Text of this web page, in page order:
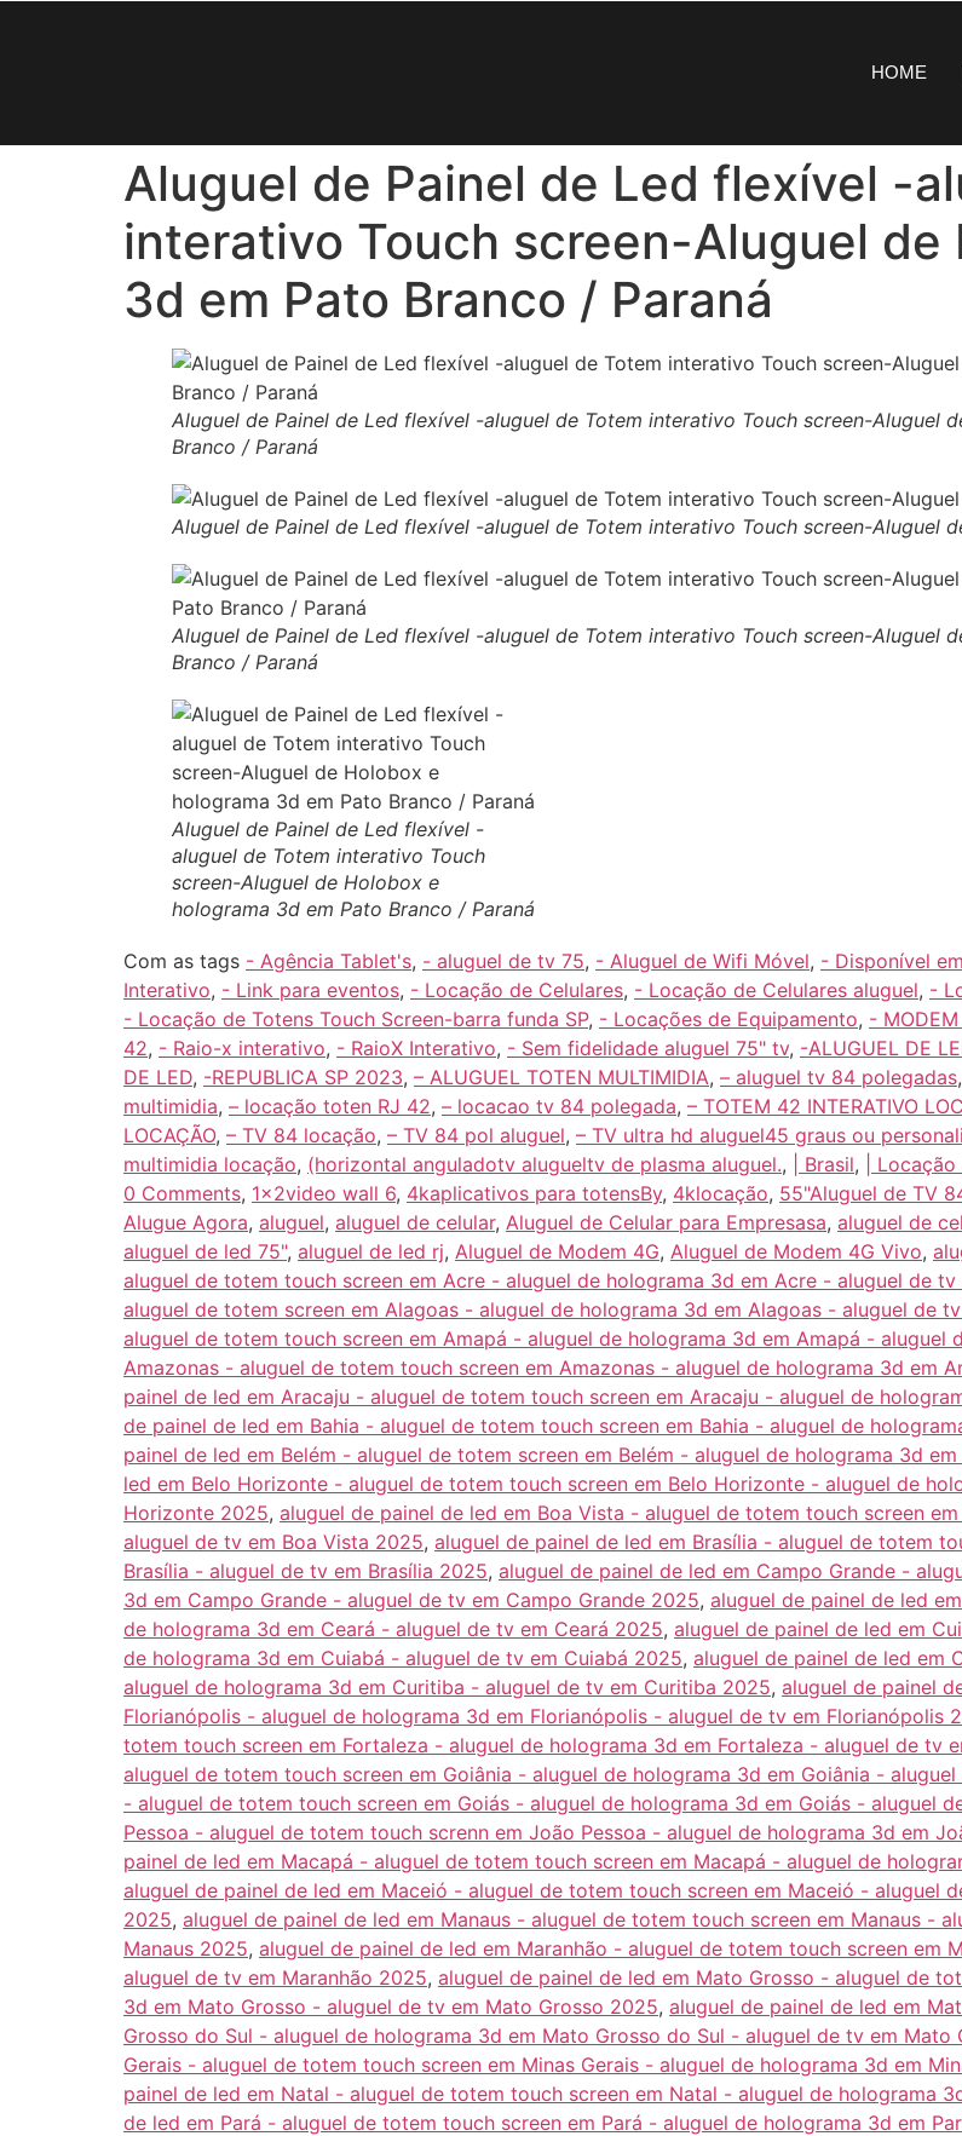
HOME
Aluguel de Painel de Led flexível -
interativo Touch screen-Aluguel de
3d em Pato Branco / Paraná
Aluguel de Painel de Led flexível -aluguel de Totem interativo Touch screen-Aluguel
Branco / Paraná
Aluguel de Painel de Led flexível -aluguel de Totem interativo Touch screen-Aluguel
Aluguel de Painel de Led flexível -aluguel de Totem interativo Touch screen-Aluguel
Branco / Paraná
Aluguel de Painel de Led flexível -
aluguel de Totem interativo Touch
screen-Aluguel de Holobox e
holograma 3d em Pato Branco / Paraná
Com as tags - Agência Tablet's, - aluguel de tv 75, - Aluguel de Wifi Móvel, - Disponível
Interativo, - Link para eventos, - Locação de Celulares, - Locação de Celulares aluguel, -
- Locação de Totens Touch Screen-barra funda SP, - Locações de Equipamento, -
42, - Raio-x interativo, - RaioX Interativo, - Sem fidelidade aluguel 75" tv, -ALUGUEL DE
DE LED, -REPUBLICA SP 2023, – ALUGUEL TOTEN MULTIMIDIA, – aluguel tv 84 polegadas,
multimidia, – locação toten RJ 42, – locacao tv 84 polegada, – TOTEM 42 INTERATIVO
LOCAÇÃO, – TV 84 locação, – TV 84 pol aluguel, – TV ultra hd aluguel45 graus ou
multimidia locação, (horizontal anguladotv alugueltv de plasma aluguel., | Brasil, |
0 Comments, 1x2video wall 6, 4kaplicativos para totensBy, 4klocação, 55"Aluguel de TV
Alugue Agora, aluguel, aluguel de celular, Aluguel de Celular para Empresasa, aluguel de
aluguel de led 75", aluguel de led rj, Aluguel de Modem 4G, Aluguel de Modem 4G Vivo,
aluguel de totem touch screen em Acre - aluguel de holograma 3d em Acre - aluguel de
aluguel de totem screen em Alagoas - aluguel de holograma 3d em Alagoas - aluguel de
aluguel de totem touch screen em Amapá - aluguel de holograma 3d em Amapá - aluguel
Amazonas - aluguel de totem touch screen em Amazonas - aluguel de holograma 3d em
painel de led em Aracaju - aluguel de totem touch screen em Aracaju - aluguel de
de painel de led em Bahia - aluguel de totem touch screen em Bahia - aluguel de
painel de led em Belém - aluguel de totem screen em Belém - aluguel de holograma 3d
led em Belo Horizonte - aluguel de totem touch screen em Belo Horizonte - aluguel de
Horizonte 2025, aluguel de painel de led em Boa Vista - aluguel de totem touch screen
aluguel de tv em Boa Vista 2025, aluguel de painel de led em Brasília - aluguel de totem
Brasília - aluguel de tv em Brasília 2025, aluguel de painel de led em Campo Grande -
3d em Campo Grande - aluguel de tv em Campo Grande 2025, aluguel de painel de led
de holograma 3d em Ceará - aluguel de tv em Ceará 2025, aluguel de painel de led em
de holograma 3d em Cuiabá - aluguel de tv em Cuiabá 2025, aluguel de painel de led em
aluguel de holograma 3d em Curitiba - aluguel de tv em Curitiba 2025, aluguel de painel
Florianópolis - aluguel de holograma 3d em Florianópolis - aluguel de tv em Florianópolis
totem touch screen em Fortaleza - aluguel de holograma 3d em Fortaleza - aluguel de tv
aluguel de totem touch screen em Goiânia - aluguel de holograma 3d em Goiânia -
- aluguel de totem touch screen em Goiás - aluguel de holograma 3d em Goiás - aluguel
Pessoa - aluguel de totem touch screnn em João Pessoa - aluguel de holograma 3d em
painel de led em Macapá - aluguel de totem touch screen em Macapá - aluguel de
aluguel de painel de led em Maceió - aluguel de totem touch screen em Maceió - aluguel
2025, aluguel de painel de led em Manaus - aluguel de totem touch screen em Manaus -
Manaus 2025, aluguel de painel de led em Maranhão - aluguel de totem touch screen em
aluguel de tv em Maranhão 2025, aluguel de painel de led em Mato Grosso - aluguel de
3d em Mato Grosso - aluguel de tv em Mato Grosso 2025, aluguel de painel de led em
Grosso do Sul - aluguel de holograma 3d em Mato Grosso do Sul - aluguel de tv em Mato
Gerais - aluguel de totem touch screen em Minas Gerais - aluguel de holograma 3d em
painel de led em Natal - aluguel de totem touch screen em Natal - aluguel de holograma
de led em Pará - aluguel de totem touch screen em Pará - aluguel de holograma 3d em